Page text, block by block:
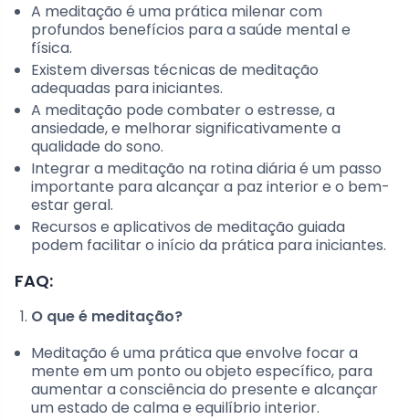
A meditação é uma prática milenar com
profundos benefícios para a saúde mental e
física.
Existem diversas técnicas de meditação
adequadas para iniciantes.
A meditação pode combater o estresse, a
ansiedade, e melhorar significativamente a
qualidade do sono.
Integrar a meditação na rotina diária é um passo
importante para alcançar a paz interior e o bem-
estar geral.
Recursos e aplicativos de meditação guiada
podem facilitar o início da prática para iniciantes.
FAQ:
O que é meditação?
Meditação é uma prática que envolve focar a
mente em um ponto ou objeto específico, para
aumentar a consciência do presente e alcançar
um estado de calma e equilíbrio interior.